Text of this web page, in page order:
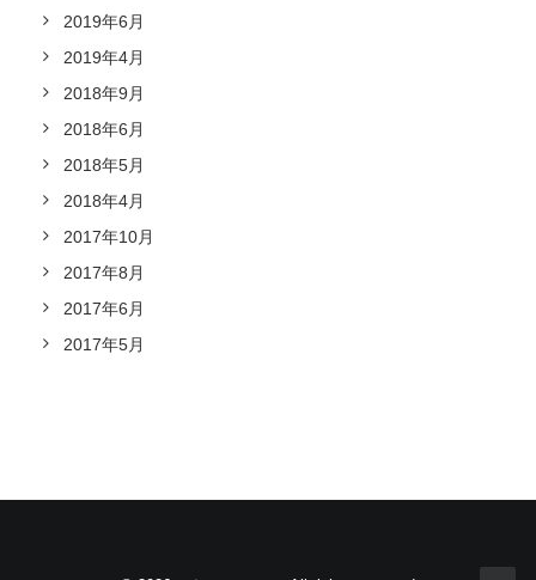
2019年6月
2019年4月
2018年9月
2018年6月
2018年5月
2018年4月
2017年10月
2017年8月
2017年6月
2017年5月